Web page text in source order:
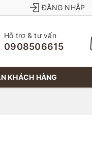
ĐĂNG NHẬP
Hỗ trợ & tư vấn
0908506615
KHÁCH HÀNG